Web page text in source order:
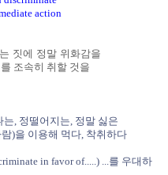
action
짓에 정말 위화감을
조속히 취할 것을
, 정떨어지는, 정말 싫은
)을 이용해 먹다, 착취하다
in favor of.....) ...를 우대하